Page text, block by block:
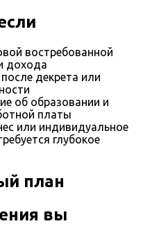
востребованной
дохода
декрета или
об образовании и
платы
или индивидуальное
глубокое
план
вы